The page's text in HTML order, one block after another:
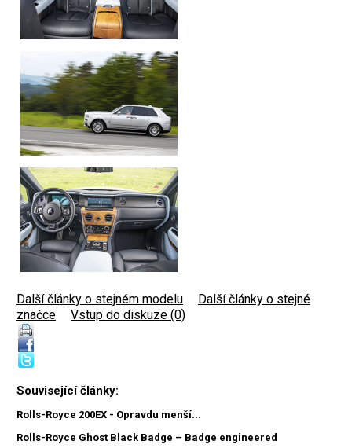
Další články o stejném modelu
Další články o stejné
značce
Vstup do diskuze (0)
Související články:
Rolls-Royce 200EX - Opravdu menší...
Rolls-Royce Ghost Black Badge – Badge engineered